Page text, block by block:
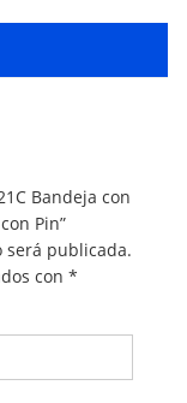
Bandeja con
Pin”
será publicada.
con *